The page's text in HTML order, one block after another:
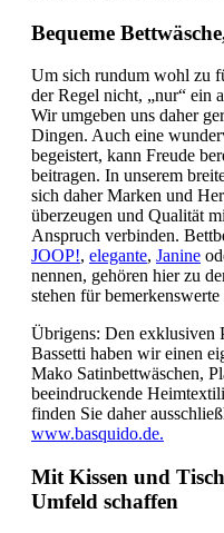
Bequeme
Um sich rundum wohl zu
der Regel nicht, „nur“ ein
Wir umgeben uns daher
Dingen. Auch eine
begeistert, kann Freude
beitragen. In unserem
sich daher Marken und
überzeugen und Qualität
Anspruch verbinden.
JOOP!, elegante, Janine
nennen, gehören hier zu
stehen für
Übrigens: Den exklusiven
Bassetti haben wir einen
Mako Satinbettwäschen,
beeindruckende
finden Sie daher
www.basquido.de.
Mit Kissen und
Umfeld schaffen